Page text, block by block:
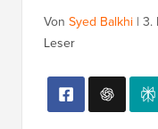
Von Syed Balkhi | 3.
Leser